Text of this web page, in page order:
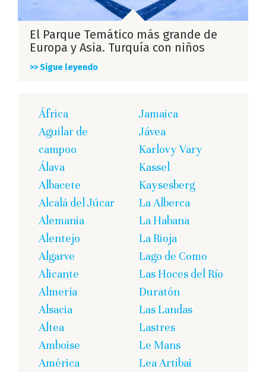
El Parque Temático más grande de
Europa y Asia. Turquía con niños
>> Sigue leyendo
África
Aguilar de
campoo
Álava
Albacete
Alcalá del Júcar
Alemania
Alentejo
Algarve
Alicante
Almería
Alsacia
Altea
Amboise
América
Jamaica
Jávea
Karlovy Vary
Kassel
Kaysesberg
La Alberca
La Habana
La Rioja
Lago de Como
Las Hoces del Río
Duratón
Las Landas
Lastres
Le Mans
Lea Artibai